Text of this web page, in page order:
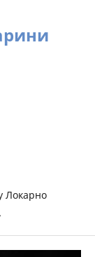
Локарно